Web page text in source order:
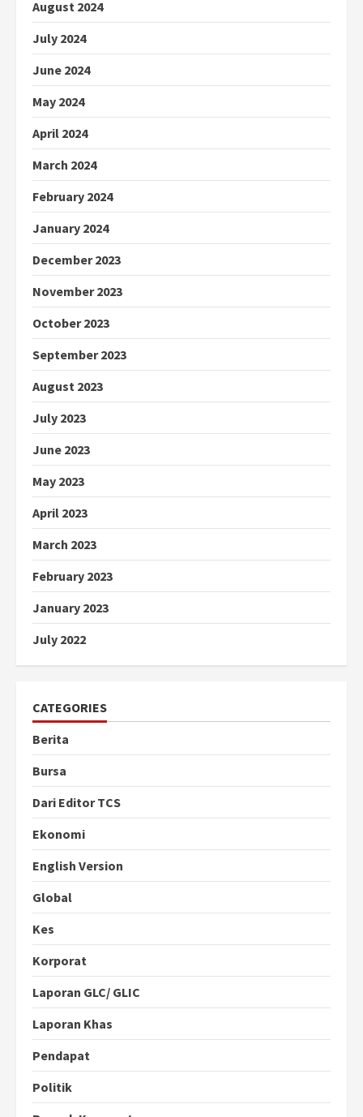
August 2024
July 2024
June 2024
May 2024
April 2024
March 2024
February 2024
January 2024
December 2023
November 2023
October 2023
September 2023
August 2023
July 2023
June 2023
May 2023
April 2023
March 2023
February 2023
January 2023
July 2022
CATEGORIES
Berita
Bursa
Dari Editor TCS
Ekonomi
English Version
Global
Kes
Korporat
Laporan GLC/ GLIC
Laporan Khas
Pendapat
Politik